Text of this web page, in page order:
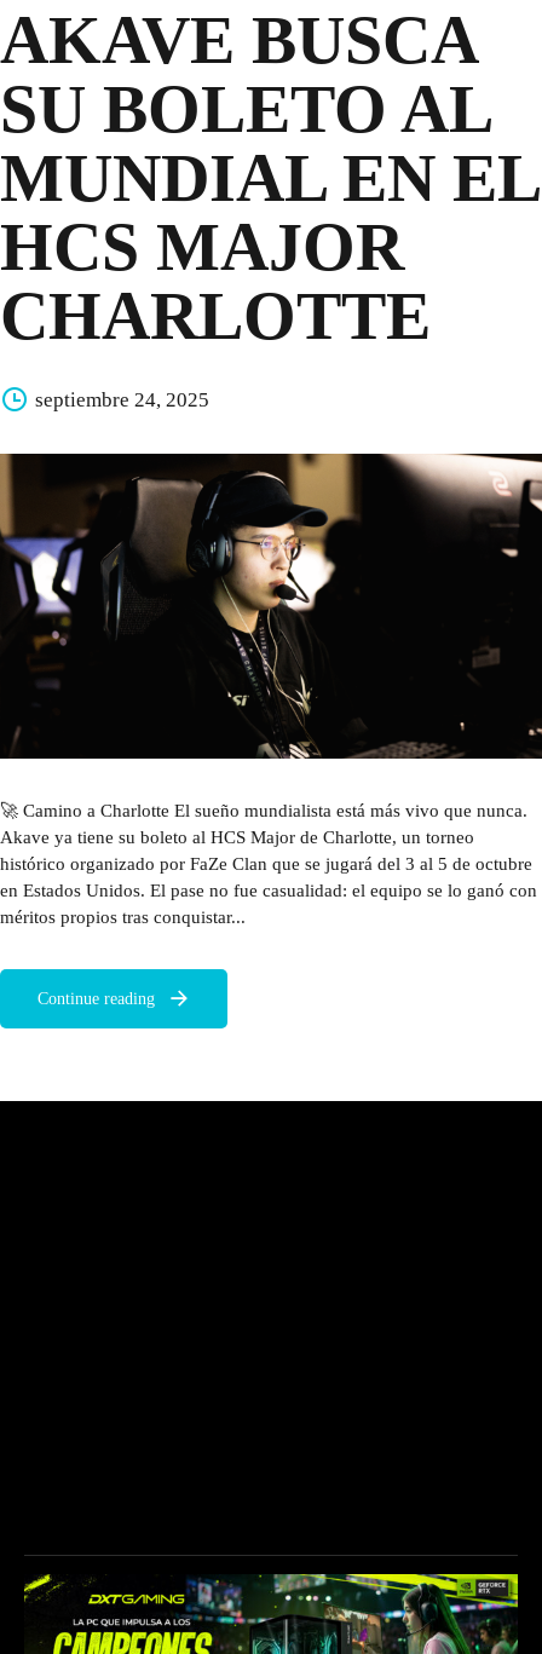
AKAVE BUSCA
SU BOLETO AL
MUNDIAL EN EL
HCS MAJOR
CHARLOTTE
septiembre 24, 2025
🚀 Camino a Charlotte El sueño mundialista está más vivo que nunca.
Akave ya tiene su boleto al HCS Major de Charlotte, un torneo
histórico organizado por FaZe Clan que se jugará del 3 al 5 de octubre
en Estados Unidos. El pase no fue casualidad: el equipo se lo ganó con
méritos propios tras conquistar...
Continue reading